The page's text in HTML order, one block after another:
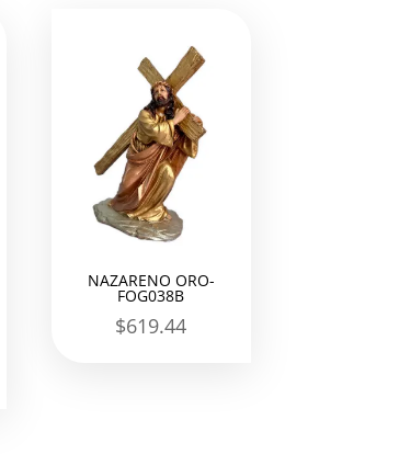
NAZARENO ORO-
FOG038B
$619.44